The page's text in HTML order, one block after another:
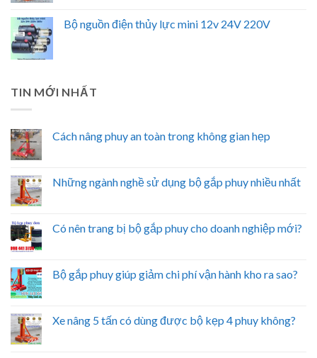
Bộ nguồn điện thủy lực mini 12v 24V 220V
TIN MỚI NHẤT
Cách nâng phuy an toàn trong không gian hẹp
Những ngành nghề sử dụng bộ gắp phuy nhiều nhất
Có nên trang bị bộ gắp phuy cho doanh nghiệp mới?
Bộ gắp phuy giúp giảm chi phí vận hành kho ra sao?
Xe nâng 5 tấn có dùng được bộ kẹp 4 phuy không?